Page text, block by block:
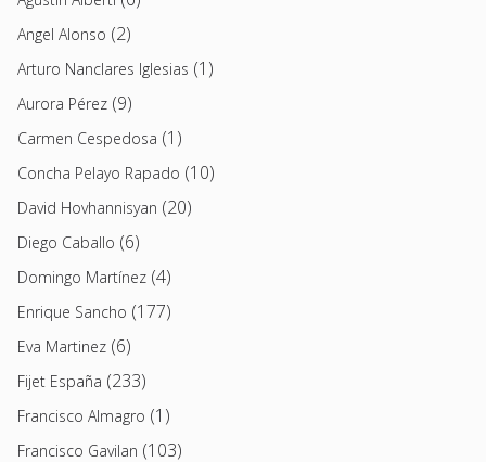
Angel Alonso (2)
Arturo Nanclares Iglesias (1)
Aurora Pérez (9)
Carmen Cespedosa (1)
Concha Pelayo Rapado (10)
David Hovhannisyan (20)
Diego Caballo (6)
Domingo Martínez (4)
Enrique Sancho (177)
Eva Martinez (6)
Fijet España (233)
Francisco Almagro (1)
Francisco Gavilan (103)